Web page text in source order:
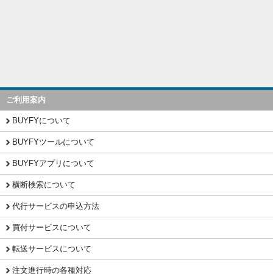
ご利用案内
BUYFYについて
BUYFYツールについて
BUYFYアプリについて
横断検索について
代行サービスの申込方法
買付サービスについて
転送サービスについて
注文進行時の各種対応